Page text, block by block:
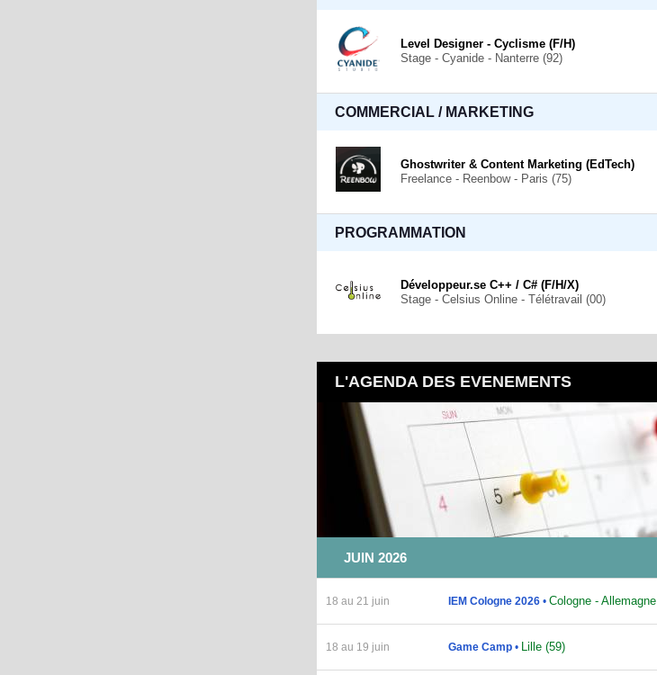
Level Designer - Cyclisme (F/H)
Stage - Cyanide - Nanterre (92)
COMMERCIAL / MARKETING
Ghostwriter & Content Marketing (EdTech)
Freelance - Reenbow - Paris (75)
PROGRAMMATION
Développeur.se C++ / C# (F/H/X)
Stage - Celsius Online - Télétravail (00)
L'AGENDA DES EVENEMENTS
JUIN 2026
18 au 21 juin IEM Cologne 2026 • Cologne - Allemagne
18 au 19 juin Game Camp • Lille (59)